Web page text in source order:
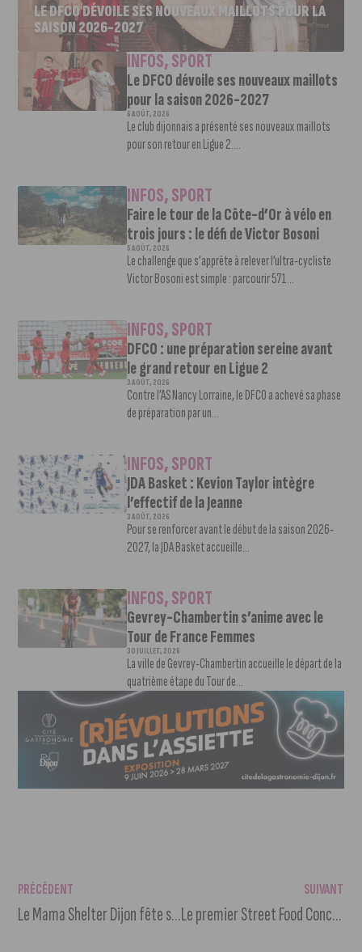
LE DFCO DÉVOILE SES NOUVEAUX MAILLOTS POUR LA
SAISON 2026-2027
INFOS,SPORT
Le DFCO dévoile ses nouveaux maillots
pour la saison 2026-2027
6 AOÛT, 2026
Le club dijonnais a présenté ses nouveaux maillots
pour son retour en Ligue 2....
INFOS,SPORT
Faire le tour de la Côte-d’Or à vélo en
trois jours : le défi de Victor Bosoni
5 AOÛT, 2026
Le challenge que s’apprête à relever l’ultra-cycliste
Victor Bosoni est simple : parcourir 571...
INFOS,SPORT
DFCO : une préparation sereine avant
le grand retour en Ligue 2
3 AOÛT, 2026
Contre l’AS Nancy Lorraine, le DFCO a achevé sa phase
de préparation par un...
INFOS,SPORT
JDA Basket : Kevion Taylor intègre
l’effectif de la Jeanne
3 AOÛT, 2026
Pour se renforcer avant le début de la saison 2026-
2027, la JDA Basket accueille...
INFOS,SPORT
Gevrey-Chambertin s’anime avec le
Tour de France Femmes
30 JUILLET, 2026
La ville de Gevrey-Chambertin accueille le départ de la
quatrième étape du Tour de...
PRÉCÉDENT
Le Mama Shelter Dijon fête ses 2 ans le 27 juin
SUIVANT
Le premier Street Food Concert débarque au Zénith de Dijon.